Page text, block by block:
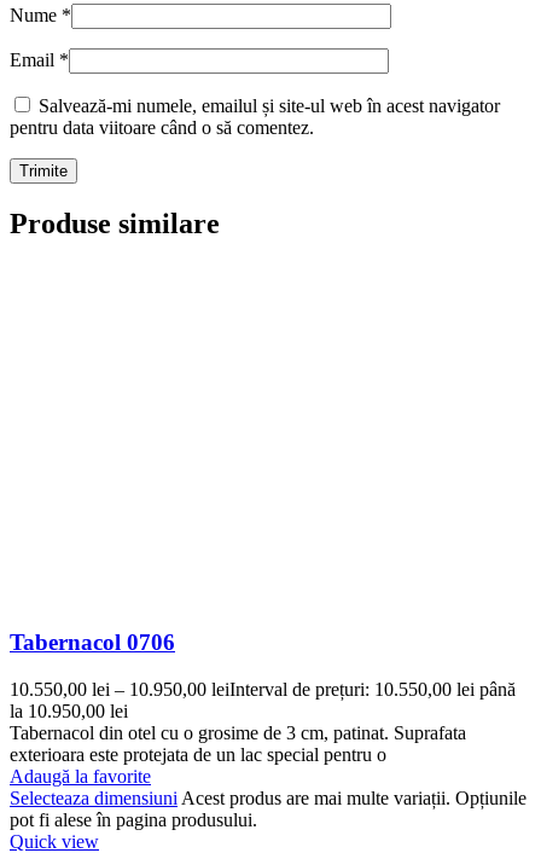
Nume *
Email *
Salvează-mi numele, emailul și site-ul web în acest navigator
pentru data viitoare când o să comentez.
Produse similare
Tabernacol 0706
10.550,00 lei – 10.950,00 leiInterval de prețuri: 10.550,00 lei până
la 10.950,00 lei
Tabernacol din otel cu o grosime de 3 cm, patinat. Suprafata
exterioara este protejata de un lac special pentru o
Adaugă la favorite
Selecteaza dimensiuni Acest produs are mai multe variații. Opțiunile
pot fi alese în pagina produsului.
Quick view